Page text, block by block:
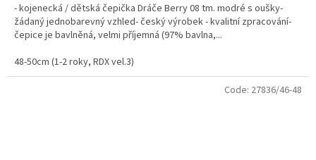
- kojenecká / dětská čepička Dráče Berry 08 tm. modré s oušky-
žádaný jednobarevný vzhled- český výrobek - kvalitní zpracování-
čepice je bavlněná, velmi příjemná (97% bavlna,...
48-50cm (1-2 roky, RDX vel.3)
Code: 27836/46-48